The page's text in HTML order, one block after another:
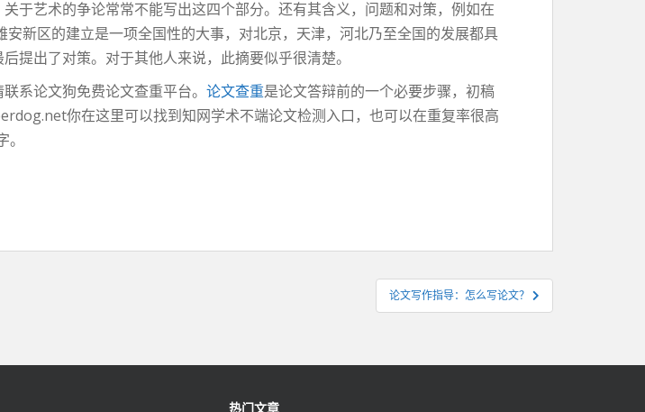
于艺术的争论常常不能写出这四个部分。还有其含义，问题和对策，例如在
新区的建立是一项全国性的大事，对北京，天津，河北乃至全国的发展都具
提出了对策。对于其他人来说，此摘要似乎很清楚。
系论文狗免费论文查重平台。 论文查重是论文答辩前的一个必要步骤，初稿
你在这里可以找到知网学术不端论文检测入口，也可以在重复率很高
论文写作指导：怎么写论文？
热门文章